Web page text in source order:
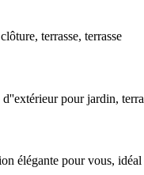
terrasse, terrasse
pour jardin,
élégante pour vous,